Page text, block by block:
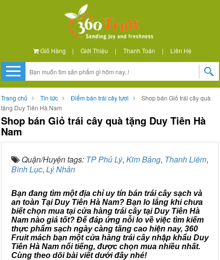
Giỏ Hàng | Giới Thiệu | Thanh Toán | Liên Hệ
Trang chủ Tin tức Điểm bán trái cây tươi
Shop bán Giỏ trái cây quà
tặng Duy Tiên Hà Nam
Shop bán Giỏ trái cây quà tặng Duy Tiên Hà
Nam
Quận/Huyện tags: TP Phủ Lý, Kim Bảng, Thanh Liêm,
Bình Lục, Lý Nhân
Bạn đang tìm một địa chỉ uy tín bán trái cây sạch và
an toàn Tại Duy Tiên Hà Nam? Bạn lo lắng khi chưa
biết chọn mua tại cửa hàng trái cây tại Duy Tiên Hà
Nam nào giá tốt? Để đáp ứng nỗi lo về việc tìm kiếm
thực phẩm sạch ngày càng tăng cao hiện nay, 360
Fruit mách bạn một cửa hàng trái cây nhập khẩu Duy
Tiên Hà Nam nổi tiếng, được chọn mua nhiều nhất.
Cùng theo dõi bài viết dưới đây nhé!